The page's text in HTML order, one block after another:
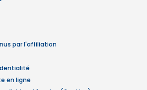
par l'affiliation
en ligne